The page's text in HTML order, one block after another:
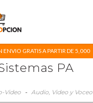
ENVIO GRATIS A PARTIR DE 5,000
PA
Video - Audio, Video y Voceo